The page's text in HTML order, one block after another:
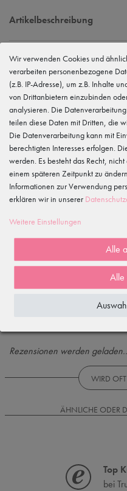
Artikelbeschreibung
tanzmuster GmbH
Gewerbeparkring 2, 15299
service@tanzmuster.de
Hersteller
tanzmuster
Gewerbeparkring 2, 15299
service@tanzmuster.de
033606-779250
Merkmale
Kundenrezensionen()
5
3
Rezensionen werden
WIRD
ÄHNLICHE ODER
Top
bei
Wir verwenden Cookies und
verarbeiten personenbezogene
(z.B. IP-Adresse), um z.B. Inhalte
von Drittanbietern einzubinden
analysieren. Die
teilen diese Daten mit Dritten, die
Die Datenverarbeitung kann mit
berechtigten Interesses erfolgen.
werden. Es besteht das Recht,
einem späteren Zeitpunkt zu
Informationen zur Verwendung
erklären wir in unserer
Weitere Einstellungen
Alle
Alle